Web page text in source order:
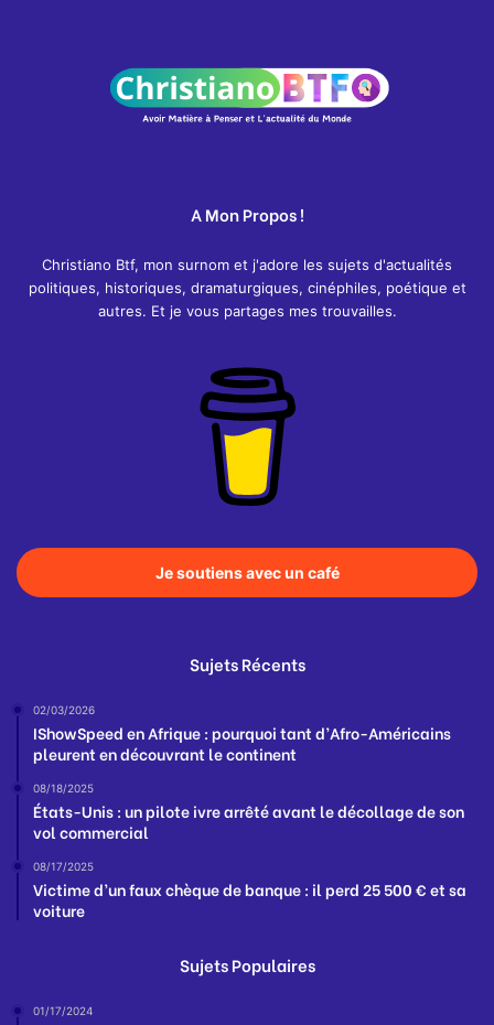
A Mon Propos !
Christiano Btf, mon surnom et j'adore les sujets d'actualités
politiques, historiques, dramaturgiques, cinéphiles, poétique et
autres. Et je vous partages mes trouvailles.
Je soutiens avec un café
Sujets Récents
02/03/2026
IShowSpeed en Afrique : pourquoi tant d’Afro-Américains
pleurent en découvrant le continent
08/18/2025
États-Unis : un pilote ivre arrêté avant le décollage de son
vol commercial
08/17/2025
Victime d’un faux chèque de banque : il perd 25 500 € et sa
voiture
Sujets Populaires
01/17/2024